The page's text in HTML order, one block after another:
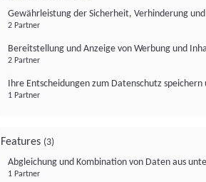
Gewährleistung der Sicherheit, Verhinderung
2 Partner
Bereitstellung und Anzeige von Werbung und
2 Partner
Ihre Entscheidungen zum Datenschutz
1 Partner
Features (3)
Abgleichung und Kombination von Daten aus
1 Partner